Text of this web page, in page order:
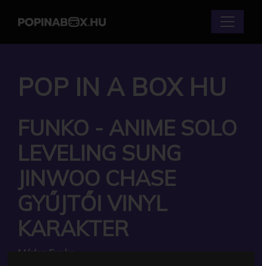
POP IN A BOX HU
FUNKO - ANIME SOLO
LEVELING SUNG
JINWOO CHASE
GYŰJTŐI VINYL
KARAKTER
Márka: Funko